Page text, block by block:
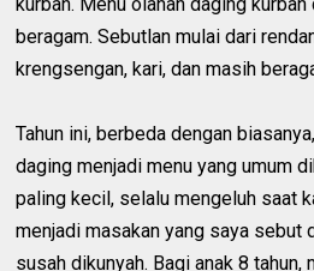
beragam. Sebutlan mulai dari
krengsengan, kari, dan masih
Tahun ini, berbeda dengan
daging menjadi menu yang umum
paling kecil, selalu mengeluh saat
menjadi masakan yang saya sebut
susah dikunyah. Bagi anak 8 tahun,